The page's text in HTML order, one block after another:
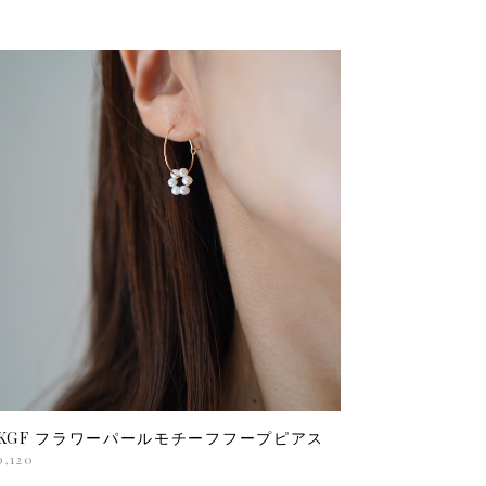
フラワーパールモチーフフープピアス